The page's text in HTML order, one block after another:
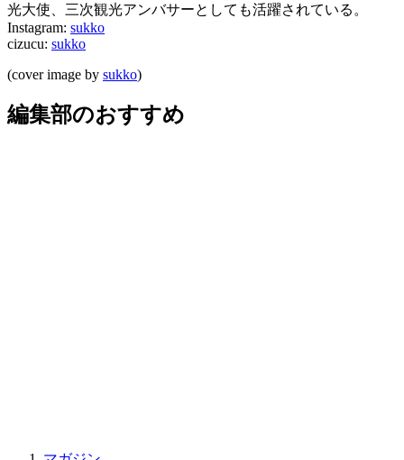
光大使、三次観光アンバサーとしても活躍されている。
Instagram: sukko
cizucu: sukko
(cover image by sukko)
編集部のおすすめ